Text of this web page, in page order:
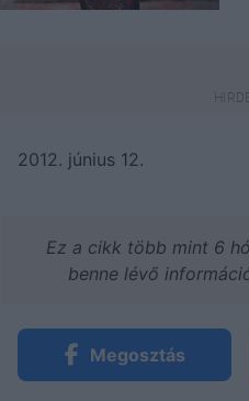
2012. június 12.
Ez a cikk több mint 6
benne lévő
Megosztás